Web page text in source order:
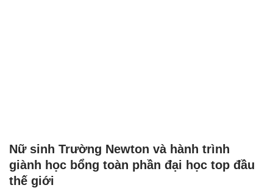
Nữ sinh Trường Newton và hành trình
giành học bổng toàn phần đại học top đầu
thế giới